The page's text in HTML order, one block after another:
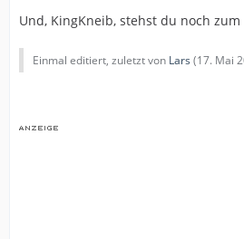
Und, KingKneib, stehst du noch
Einmal editiert, zuletzt von Lars (17. Mai